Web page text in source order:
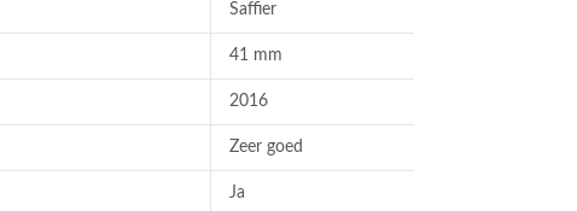
Saffier
41 mm
2016
Zeer goed
Ja